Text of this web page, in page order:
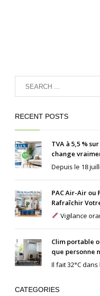
RECENT POSTS
TVA à 5,5 %
change
Depuis le 18
PAC Air-Air ou
Rafraîchir
Vigilance
Clim portable
que personne
Il fait 32°C
CATEGORIES